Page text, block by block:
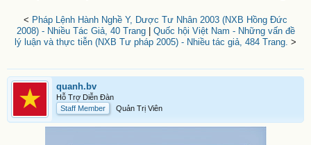
< Pháp Lệnh Hành Nghề Y, Dược Tư Nhân 2003 (NXB Hồng Đức
2008) - Nhiều Tác Giả, 40 Trang| Quốc hội Việt Nam - Những vấn đề
lý luận và thực tiễn (NXB Tư pháp 2005) - Nhiều tác giả, 484 Trang. >
quanh.bv
Hỗ Trợ Diễn Đàn
Staff Member
Quản Trị Viên